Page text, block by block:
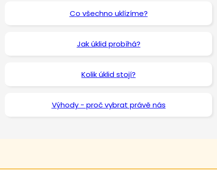
Co všechno uklízíme?
Jak úklid probíhá?
Kolik úklid stojí?
Výhody - proč vybrat právě nás